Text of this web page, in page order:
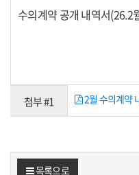
수의계약 공개 내역서(26.2
첨부 #1 2월 수의계약
목록으로